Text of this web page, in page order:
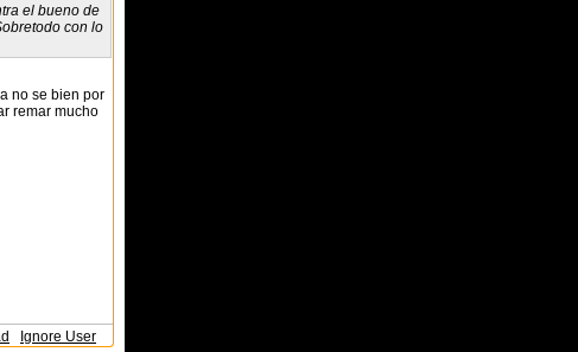
el bueno de
con lo
no se bien por
remar mucho
Ignore User